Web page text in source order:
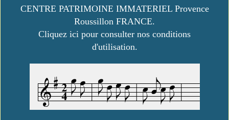
CENTRE PATRIMOINE IMMATERIEL Provence
Roussillon FRANCE.
Cliquez ici pour consulter nos conditions
d'utilisation.